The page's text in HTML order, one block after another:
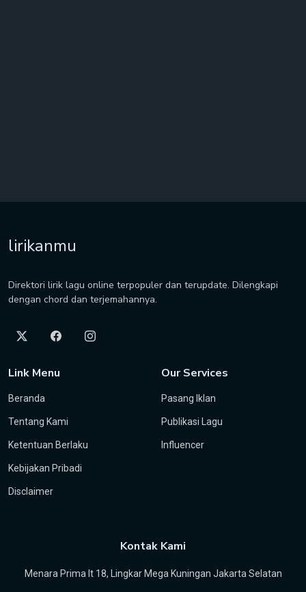
lirikanmu
Direktori lirik lagu online terpopuler dan terupdate. Dilengkapi
dengan chord dan terjemahannya.
Link Menu
Beranda
Tentang Kami
Ketentuan Berlaku
Kebijakan Pribadi
Disclaimer
Our Services
Pasang Iklan
Publikasi Lagu
Influencer
Kontak Kami
Menara Prima lt 18, Lingkar Mega Kuningan Jakarta Selatan